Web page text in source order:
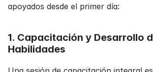
apoyados desde el primer día:
1. Capacitación y Desarrollo
Habilidades